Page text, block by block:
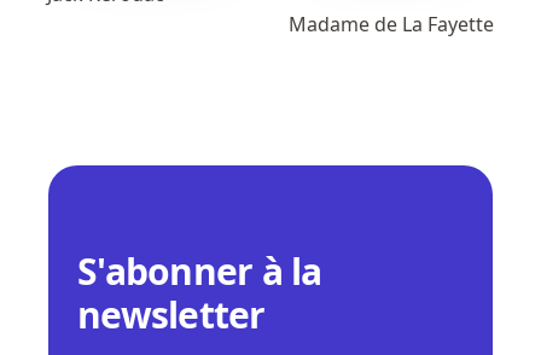
Madame de La Fayette
S'abonner à la
newsletter